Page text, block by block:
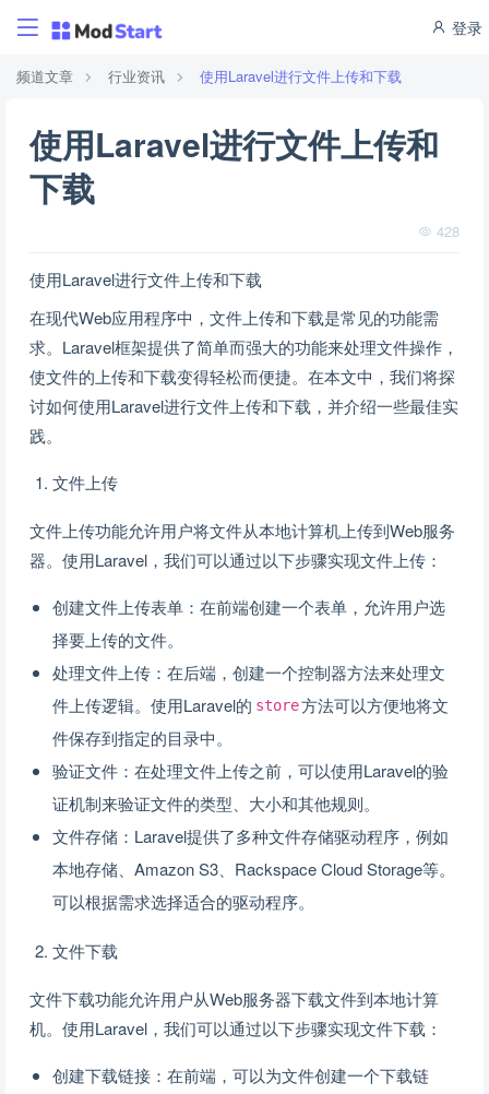
登录
频道文章 行业资讯 使用Laravel进行文件上传和下载
使用Laravel进行文件上传和
下载
428
使用Laravel进行文件上传和下载
在现代Web应用程序中，文件上传和下载是常见的功能需
求。Laravel框架提供了简单而强大的功能来处理文件操作，
使文件的上传和下载变得轻松而便捷。在本文中，我们将探
讨如何使用Laravel进行文件上传和下载，并介绍一些最佳实
践。
文件上传
文件上传功能允许用户将文件从本地计算机上传到Web服务
器。使用Laravel，我们可以通过以下步骤实现文件上传：
创建文件上传表单：在前端创建一个表单，允许用户选
择要上传的文件。
处理文件上传：在后端，创建一个控制器方法来处理文
件上传逻辑。使用Laravel的 store方法可以方便地将文
件保存到指定的目录中。
验证文件：在处理文件上传之前，可以使用Laravel的验
证机制来验证文件的类型、大小和其他规则。
文件存储：Laravel提供了多种文件存储驱动程序，例如
本地存储、Amazon S3、Rackspace Cloud Storage等。
可以根据需求选择适合的驱动程序。
文件下载
文件下载功能允许用户从Web服务器下载文件到本地计算
机。使用Laravel，我们可以通过以下步骤实现文件下载：
创建下载链接：在前端，可以为文件创建一个下载链